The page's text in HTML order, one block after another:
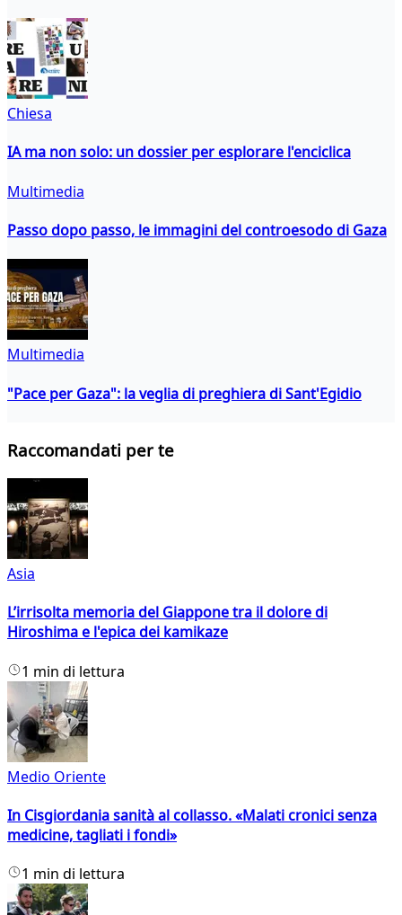
Chiesa
IA ma non solo: un dossier per esplorare l'enciclica
Multimedia
Passo dopo passo, le immagini del controesodo di Gaza
Multimedia
"Pace per Gaza": la veglia di preghiera di Sant'Egidio
Raccomandati per te
Asia
L’irrisolta memoria del Giappone tra il dolore di
Hiroshima e l'epica dei kamikaze
1 min di lettura
Medio Oriente
In Cisgiordania sanità al collasso. «Malati cronici senza
medicine, tagliati i fondi»
1 min di lettura